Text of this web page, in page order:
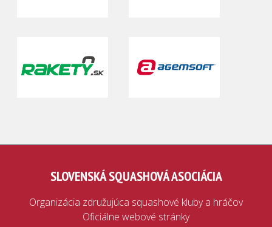
SLOVENSKÁ SQUASHOVÁ ASOCIÁCIA
Organizácia združujúca squashové kluby a hráčov
Oficiálne webové stránky